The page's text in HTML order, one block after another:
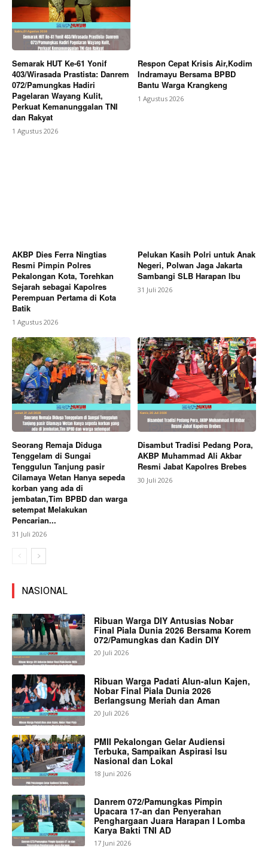
Semarak HUT Ke-61 Yonif
403/Wirasada Prastista: Danrem
072/Pamungkas Hadiri
Pagelaran Wayang Kulit,
Perkuat Kemanunggalan TNI
dan Rakyat
1 Agustus 2026
Respon Cepat Krisis Air,Kodim
Indramayu Bersama BPBD
Bantu Warga Krangkeng
1 Agustus 2026
AKBP Dies Ferra Ningtias
Resmi Pimpin Polres
Pekalongan Kota, Torehkan
Sejarah sebagai Kapolres
Perempuan Pertama di Kota
Batik
1 Agustus 2026
Pelukan Kasih Polri untuk Anak
Negeri, Polwan Jaga Jakarta
Sambangi SLB Harapan Ibu
31 Juli 2026
Seorang Remaja Diduga
Tenggelam di Sungai
Tenggulun Tanjung pasir
Cilamaya Wetan Hanya sepeda
korban yang ada di
jembatan,Tim BPBD dan warga
setempat Melakukan
Pencarian...
31 Juli 2026
Disambut Tradisi Pedang Pora,
AKBP Muhammad Ali Akbar
Resmi Jabat Kapolres Brebes
30 Juli 2026
NASIONAL
Ribuan Warga DIY Antusias Nobar
Final Piala Dunia 2026 Bersama Korem
072/Pamungkas dan Kadin DIY
20 Juli 2026
Ribuan Warga Padati Alun-alun Kajen,
Nobar Final Piala Dunia 2026
Berlangsung Meriah dan Aman
20 Juli 2026
PMII Pekalongan Gelar Audiensi
Terbuka, Sampaikan Aspirasi Isu
Nasional dan Lokal
18 Juni 2026
Danrem 072/Pamungkas Pimpin
Upacara 17-an dan Penyerahan
Penghargaan Juara Harapan I Lomba
Karya Bakti TNI AD
17 Juni 2026